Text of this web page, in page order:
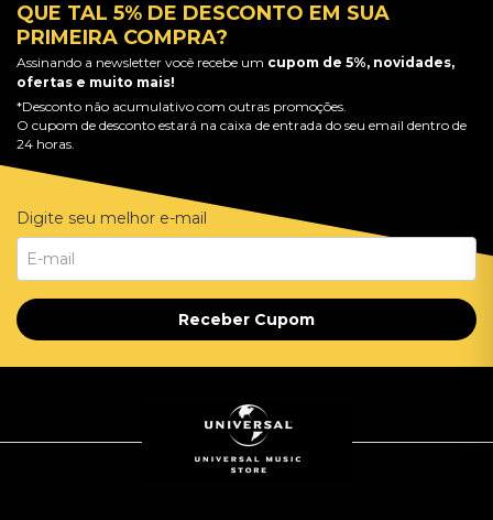
QUE TAL 5% DE DESCONTO EM SUA
PRIMEIRA COMPRA?
Assinando a newsletter você recebe um cupom de 5%, novidades,
ofertas e muito mais!
*Desconto não acumulativo com outras promoções.
O cupom de desconto estará na caixa de entrada do seu email dentro de
24 horas.
Digite seu melhor e-mail
Receber Cupom